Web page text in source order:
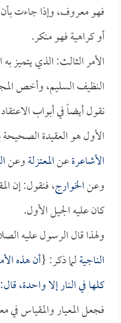
فهو معروف، وإذا جاءت بأن
أو كراهية فهو منكر.
الأمر الثالث: الذي يتميز
النظيف السليم، وأخص
نقول أيضاً في أبواب
الأول هو العقيدة
الأشاعرةعنالمعتزلةوعن
وعنالخوارج، فنقول: إن
كان عليه الجيل الأول.
ولهذا قال الرسول عليه
الناجيةلما ذكر: {أن هذه
كلها في النار إلا واحدة،
فجعل المعيار والمقياس